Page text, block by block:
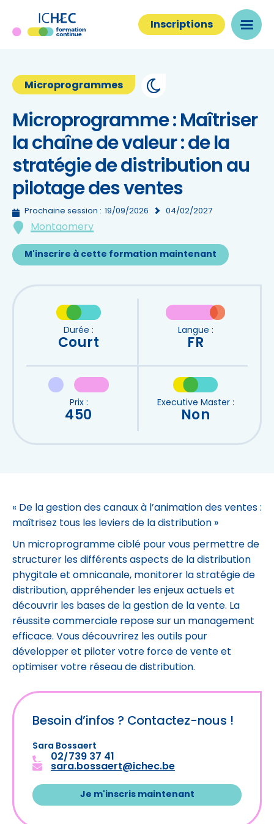
Inscriptions
Microprogrammes
Microprogramme : Maîtriser
la chaîne de valeur : de la
stratégie de distribution au
pilotage des ventes
Prochaine session : 19/09/2026 04/02/2027
Montgomery
M'inscrire à cette formation maintenant
Durée :
Court
Langue :
FR
Prix :
450
Executive Master :
Non
Besoin d’infos ? Contactez-nous !
Sara Bossaert
02/739 37 41
sara.bossaert@ichec.be
Je m'inscris maintenant
« De la gestion des canaux à l’animation des ventes :
maîtrisez tous les leviers de la distribution »
Un microprogramme ciblé pour vous permettre de
structurer les différents aspects de la distribution
phygitale et omnicanale, monitorer la stratégie de
distribution, appréhender les enjeux actuels et
découvrir les bases de la gestion de la vente. La
réussite commerciale repose sur un management
efficace. Vous découvrirez les outils pour
développer et piloter votre force de vente et
optimiser votre réseau de distribution.